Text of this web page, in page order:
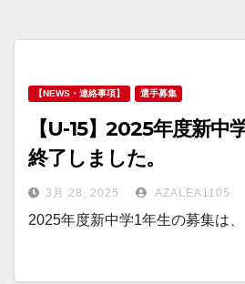
【NEWS・連絡事項】 選手募集
【U-15】2025年度新中
終了しました。
3月 28, 2025 AZALEA1105
2025年度新中学1年生の募集は